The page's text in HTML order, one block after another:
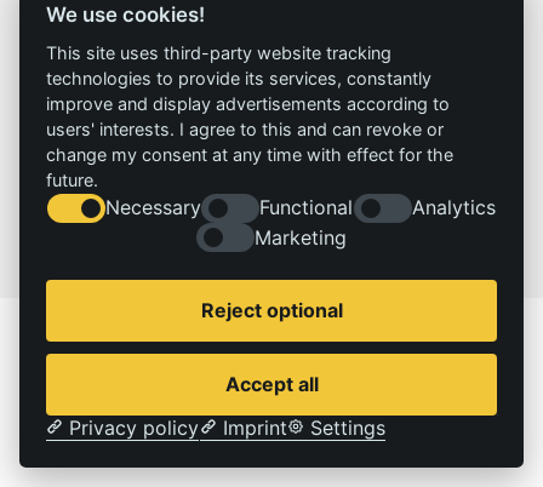
We use cookies!
This site uses third-party website tracking
technologies to provide its services, constantly
improve and display advertisements according to
users' interests. I agree to this and can revoke or
change my consent at any time with effect for the
future.
Necessary Functional
Analytics
Marketing
Reject optional
Accept all
Privacy policy
Imprint Settings
Gremien
Geschichte
Referenz
Service
Standorte
Stellenangebote
Impressum
Kontakt
Datenschutzerklärung
© 2026 | IZT – Institut für Zukunftsstudien und Technologiebewertung gemeinnützige GmbH